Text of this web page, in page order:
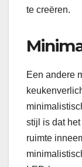
te creëren.
Een andere
stijl is dat
ruimte